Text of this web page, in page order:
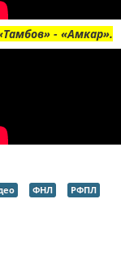
- «Амкар».
ФНЛ РФПЛ